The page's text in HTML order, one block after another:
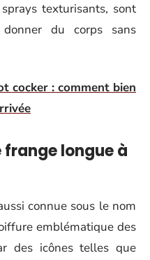
texturisants, sont
du corps sans
cocker : comment bien
frange longue à
connue sous le nom
emblématique des
des icônes telles que